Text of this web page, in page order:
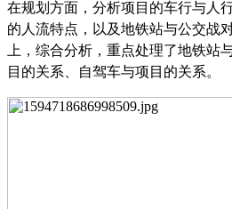
在规划方面，分析项目的车行与人
的人流特点 ，以及地铁站与公交战
上， 综合分析，重点处理了地铁站
目的关系、自驾车与项目的关系。